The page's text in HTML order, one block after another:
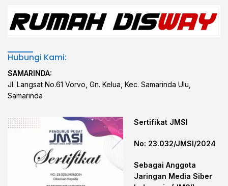
Hubungi Kami:
SAMARINDA:
Jl. Langsat No.61 Vorvo, Gn. Kelua, Kec. Samarinda Ulu,
Samarinda
Sertifikat JMSI
No: 23.032/JMSI/2024
Sebagai Anggota
Jaringan Media Siber